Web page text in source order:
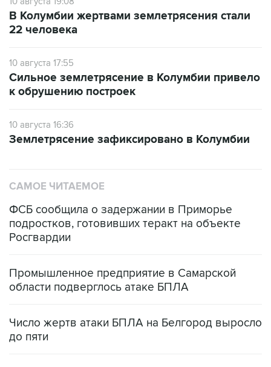
В Колумбии жертвами землетрясения стали
22 человека
10 августа 17:55
Сильное землетрясение в Колумбии привело
к обрушению построек
10 августа 16:36
Землетрясение зафиксировано в Колумбии
САМОЕ ЧИТАЕМОЕ
ФСБ сообщила о задержании в Приморье
подростков, готовивших теракт на объекте
Росгвардии
Промышленное предприятие в Самарской
области подверглось атаке БПЛА
Число жертв атаки БПЛА на Белгород выросло
до пяти